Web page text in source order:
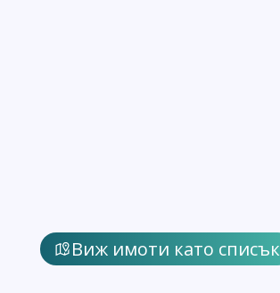
Виж имоти като списък